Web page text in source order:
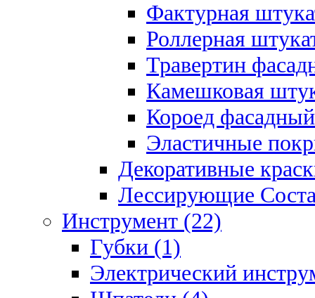
Фактурная
Роллерная
Травертин
Камешковая
Короед
Эластичные
Декоративные
Лессирующие
Инструмент (22)
Губки (1)
Электрический